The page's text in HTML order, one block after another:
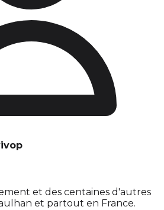
et des centaines d'autres
et partout en France.